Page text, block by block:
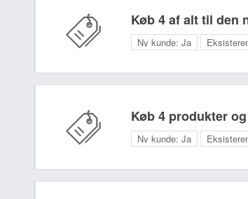
Køb 4 af alt til den
Ny kunde: Ja
Køb 4 produkter
Ny kunde: Ja